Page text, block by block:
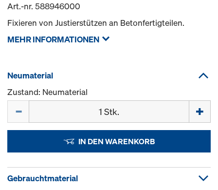
Art.-nr. 588946000
Fixieren von Justierstützen an Betonfertigteilen.
MEHR INFORMATIONEN
Neumaterial
Zustand: Neumaterial
IN DEN WARENKORB
Gebrauchtmaterial